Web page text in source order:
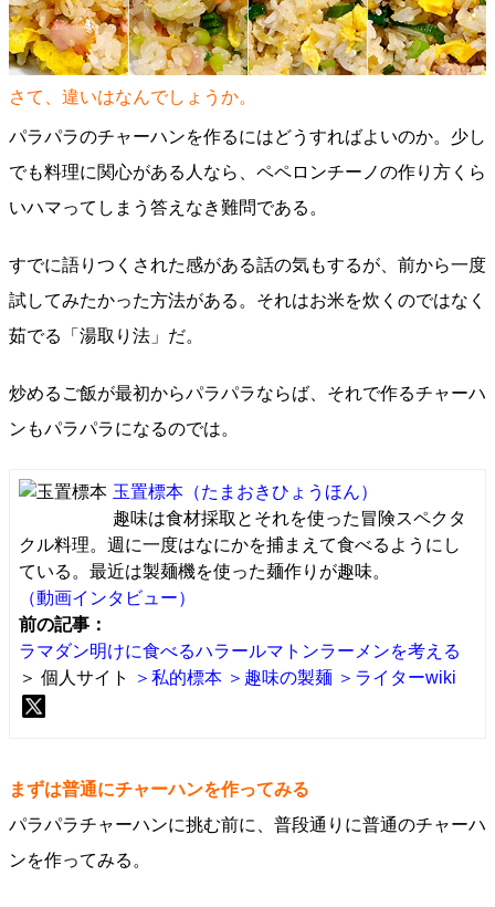
さて、違いはなんでしょうか。
パラパラのチャーハンを作るにはどうすればよいのか。少し
でも料理に関心がある人なら、ペペロンチーノの作り方くら
いハマってしまう答えなき難問である。
すでに語りつくされた感がある話の気もするが、前から一度
試してみたかった方法がある。それはお米を炊くのではなく
茹でる「湯取り法」だ。
炒めるご飯が最初からパラパラならば、それで作るチャーハ
ンもパラパラになるのでは。
玉置標本 （たまおきひょうほん）
趣味は食材採取とそれを使った冒険スペクタ
クル料理。週に一度はなにかを捕まえて食べるようにし
ている。最近は製麺機を使った麺作りが趣味。
（動画インタビュー）
前の記事：
ラマダン明けに食べるハラールマトンラーメンを考える
＞ 個人サイト
＞私的標本 ＞趣味の製麺 ＞ライターwiki
まずは普通にチャーハンを作ってみる
パラパラチャーハンに挑む前に、普段通りに普通のチャーハ
ンを作ってみる。